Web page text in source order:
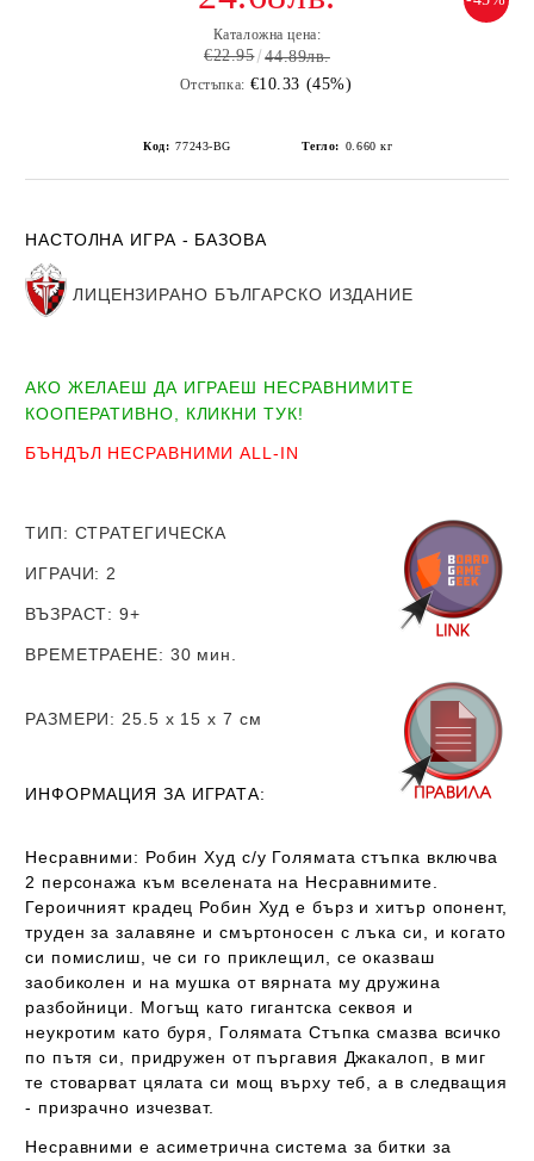
Каталожна цена:
€22.95 44.89лв.
Отстъпка: €10.33 (45%)
Код: 77243-BG Тегло: 0.660 кг
НАСТОЛНА ИГРА - БАЗОВА
ЛИЦЕНЗИРАНО БЪЛГАРСКО ИЗДАНИЕ
АКО ЖЕЛАЕШ ДА ИГРАЕШ НЕСРАВНИМИТЕ
КООПЕРАТИВНО, КЛИКНИ ТУК!
БЪНДЪЛ НЕСРАВНИМИ ALL-IN
ТИП: СТРАТЕГИЧЕСКА
ИГРАЧИ: 2
ВЪЗРАСТ: 9+
ВРЕМЕТРАЕНЕ: 30 мин.
РАЗМЕРИ: 25.5 х 15 х 7 см
ИНФОРМАЦИЯ ЗА ИГРАТА:
Несравними: Робин Худ с/у Голямата стъпка включва
2 персонажа към вселената на Несравнимите.
Героичният крадец Робин Худ е бърз и хитър опонент,
труден за залавяне и смъртоносен с лъка си, и когато
си помислиш, че си го приклещил, се оказваш
заобиколен и на мушка от вярната му дружина
разбойници. Могъщ като гигантска секвоя и
неукротим като буря, Голямата Стъпка смазва всичко
по пътя си, придружен от пъргавия Джакалоп, в миг
те стоварват цялата си мощ върху теб, а в следващия
- призрачно изчезват.
Несравними е асиметрична система за битки за